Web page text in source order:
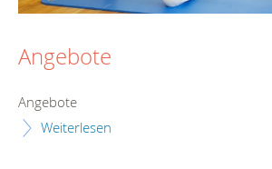
Angebote
Angebote
Weiterlesen